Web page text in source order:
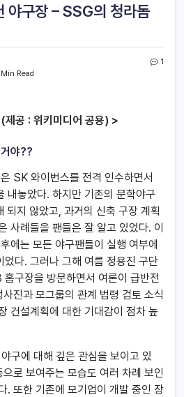
야구장 – SSG의 청라돔
Read
1
제공 : 위키미디어 공용) >
야??
SK 와이번스를 전격 인수하면서
내놓았다. 하지만 기존의 문학야구
되지 않았고, 과거의 신축 구장 계획
사례들을 팬들은 잘 알고 있었다. 이
에는 모든 야구팬들이 실행 여부에
었다. 그러나 그해 여름 정용진 구단
구장을 방문하면서 여론이 급반전
진과 모그룹의 관계 법령 검토 소식
건설계획에 대한 기대감이 점차 높
구에 대해 깊은 관심을 보이고 있
로 보여주는 모습도 여러 차례 보인
. 또한 기존에 모기업이 개발 중인 장